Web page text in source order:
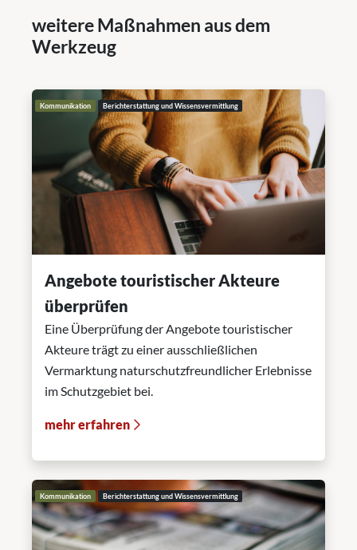
weitere Maßnahmen aus dem
Werkzeug
Kommunikation Berichterstattung und Wissensvermittlung
Angebote touristischer Akteure
überprüfen
Eine Überprüfung der Angebote touristischer
Akteure trägt zu einer ausschließlichen
Vermarktung naturschutzfreundlicher Erlebnisse
im Schutzgebiet bei.
mehr erfahren
Kommunikation Berichterstattung und Wissensvermittlung